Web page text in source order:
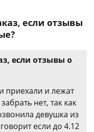
если отзывы
если отзывы о
приехали и лежат
нет, так как
девушка из
если до 4.12